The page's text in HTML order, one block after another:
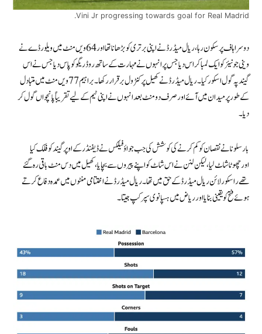
Vini Jr progressing towards goal for Real Madrid.
دوسرا ہاف پرسکون رہا ، ریال میڈرڈ نے اپنی برتری کو بڑھانا تھا اور 64ویں منٹ میں ویلورڈے نے
وینی جونیئر کو ایک لمبا کراس دیا جس پر انہوں نے مہارت کے ساتھ روڈریگو کو پاس دیا جس نے اس
گیند پہ گول اسکور کیا ۔ ریال میڈرڈ نے کھیل پر کنٹرول برقرار رکھا۔ براہیم 77 ویں منٹ میں متبادل
کے طور پر میدان میں آئے اور صرف دو منٹ بعد انہوں نے اپنی ٹیم کے لیے تقریباً پانچواں گول کر
دیا۔
بارسلونا نے نقصان کو کم کرنے کی کوشش کی جب جواؤ فیلکس نے ڈیفنڈر کے اوپر گیند کو فلک کیا
اورچھوٹا شاٹ لیا، لیکن لنن نے اس شاٹ کو اپنے پیروں سے بچایا ،کھیل میں دس منٹ باقی رہ گئے
تھے ر اسکور لائن ریال میڈرڈ کے حق میں تھا ۔ ریال میڈرڈ نے اختتامی منٹوں میں عمدہ دفاع کرتے
ہوئے فتح کو یقینی بنایا اور ریاض میں ہسپانوی سپر کپ جیتا۔